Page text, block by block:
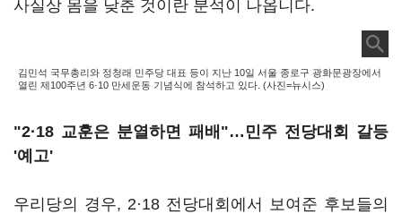
사실상 몸을 낮춘 것이란 분석이 나옵니다.
김민석 국무총리와 정청래 민주당 대표 등이 지난 10일 서울 종로구 광화문광장에서
열린 제100주년 6·10 만세운동 기념식에 참석하고 있다. (사진=뉴시스)
"2·18 교훈은 분열하면 패배"…민주 전당대회 갈등
'예고'
우리당의 경우, 2·18 전당대회에서 보여준 후보들의